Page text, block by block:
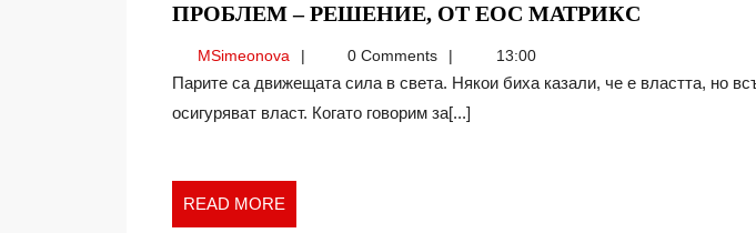
ПРОБЛЕМ – РЕШЕНИЕ, ОТ ЕОС МАТРИКС
ОТ
MSimeonovaMSimeonova0 Comments 13:00
Парите са движещата сила в света. Някои биха казали, че е властта, но всъщност парите
осигуряват власт. Когато говорим за[...]
READ MORE
MORE